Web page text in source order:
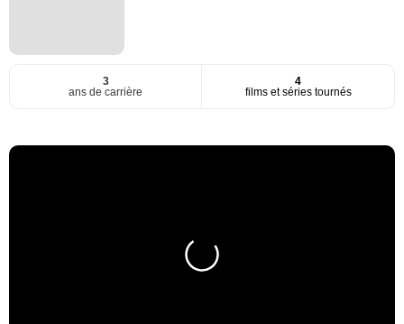
3
ans de carrière
4
films et séries tournés